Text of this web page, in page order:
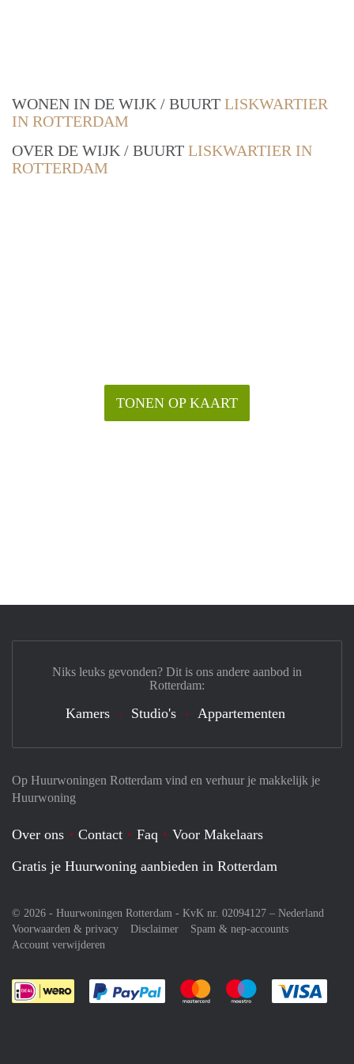
WONEN IN DE WIJK / BUURT LISKWARTIER
IN ROTTERDAM
OVER DE WIJK / BUURT LISKWARTIER IN
ROTTERDAM
TONEN OP KAART
Op Huurwoningen Rotterdam vind en verhuur je makkelijk je
Huurwoning
Over ons Contact Faq
Voor Makelaars
Gratis je Huurwoning aanbieden in Rotterdam
© 2026 - Huurwoningen Rotterdam - KvK nr. 02094127 – Nederland
Voorwaarden & privacy
Disclaimer
Spam & nep-accounts
Account verwijderen
Je rekent gemakkelijk af met Paypal
Je rekent gemakkelijk af met
Je rekent
Niks leuks gevonden? Dit is ons andere aanbod in
Rotterdam:
Kamers Studio's Appartementen